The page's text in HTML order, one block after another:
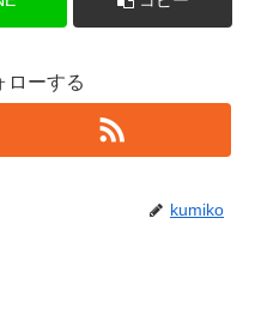
ローする
kumiko